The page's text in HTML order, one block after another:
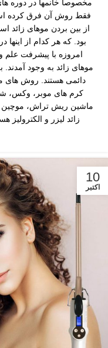
مخصوصا خانمها در دوره
فقط روش آن فرق کرده
از بین بردن موهای زائد
بود. که هر کدام از اینها
امروزه با پیشرفت
موهای زائد به وجود
دائمی هستند. روش های
کرم های موبر، وکس،
ماشین ریش تراش، موچین
زائد لیزر و
10
اکتبر